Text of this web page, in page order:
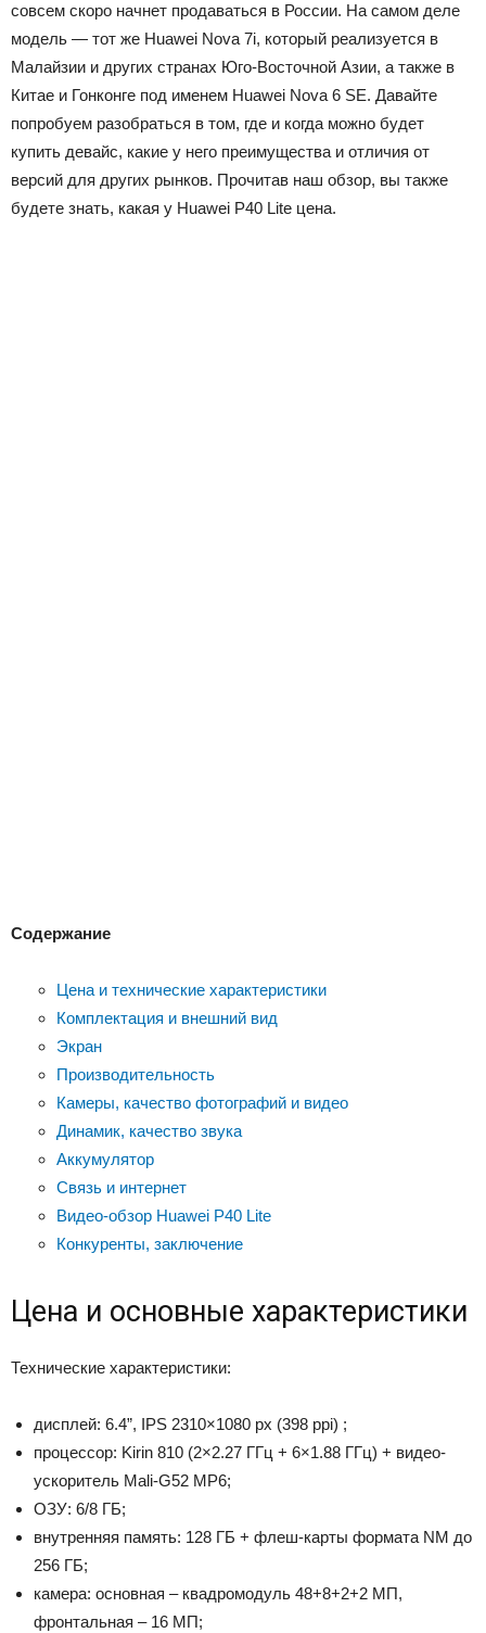
совсем скоро начнет продаваться в России. На самом деле
модель — тот же Huawei Nova 7i, который реализуется в
Малайзии и других странах Юго-Восточной Азии, а также в
Китае и Гонконге под именем Huawei Nova 6 SE. Давайте
попробуем разобраться в том, где и когда можно будет
купить девайс, какие у него преимущества и отличия от
версий для других рынков. Прочитав наш обзор, вы также
будете знать, какая у Huawei P40 Lite цена.
Содержание
Цена и технические характеристики
Комплектация и внешний вид
Экран
Производительность
Камеры, качество фотографий и видео
Динамик, качество звука
Аккумулятор
Связь и интернет
Видео-обзор Huawei P40 Lite
Конкуренты, заключение
Цена и основные характеристики
Технические характеристики:
дисплей: 6.4”, IPS 2310×1080 px (398 ppi) ;
процессор: Kirin 810 (2×2.27 ГГц + 6×1.88 ГГц) + видео-
ускоритель Mali-G52 MP6;
ОЗУ: 6/8 ГБ;
внутренняя память: 128 ГБ + флеш-карты формата NM до
256 ГБ;
камера: основная – квадромодуль 48+8+2+2 МП,
фронтальная – 16 МП;